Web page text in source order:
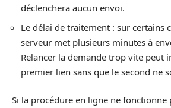
déclenchera aucun envoi.
Le délai de traitement : sur certains
serveur met plusieurs minutes à
Relancer la demande trop vite peut
premier lien sans que le second ne
Si la procédure en ligne ne fonctionne